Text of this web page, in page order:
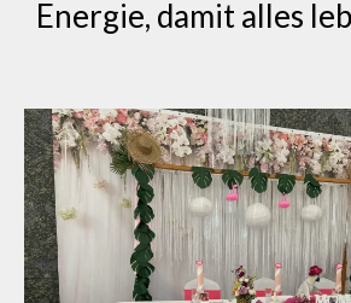
Energie, damit alles